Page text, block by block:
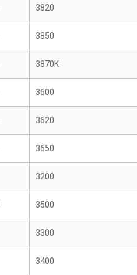
3820
3850
3870K
3600
3620
3650
3200
3500
3300
3400